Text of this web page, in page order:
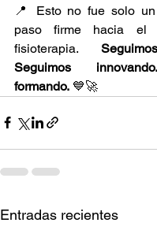
📍 Esto no fue solo
paso firme hacia el
fisioterapia.
Seguimos
formando. 💙🚀
Entradas recientes